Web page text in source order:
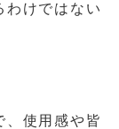
わけではない
、使用感や皆